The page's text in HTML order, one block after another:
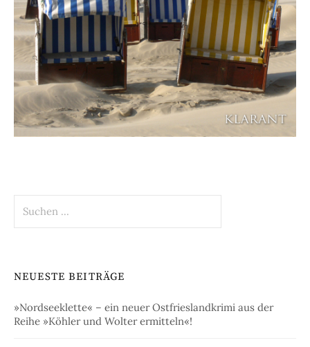
nach:
NEUESTE BEITRÄGE
»Nordseeklette« – ein neuer Ostfrieslandkrimi aus der
Reihe »Köhler und Wolter ermitteln«!